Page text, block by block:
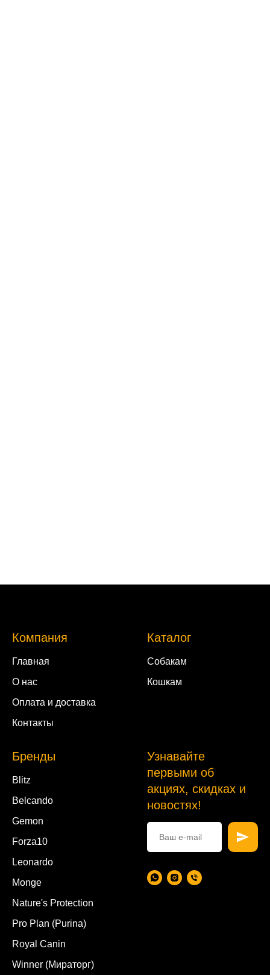
Компания
Главная
О нас
Оплата и доставка
Контакты
Каталог
Собакам
Кошкам
Бренды
Blitz
Belcando
Gemon
Forza10
Leonardo
Monge
Nature's Protection
Pro Plan (Purina)
Royal Canin
Winner (Мираторг)
Узнавайте
первыми об
акциях, скидках и
новостях!